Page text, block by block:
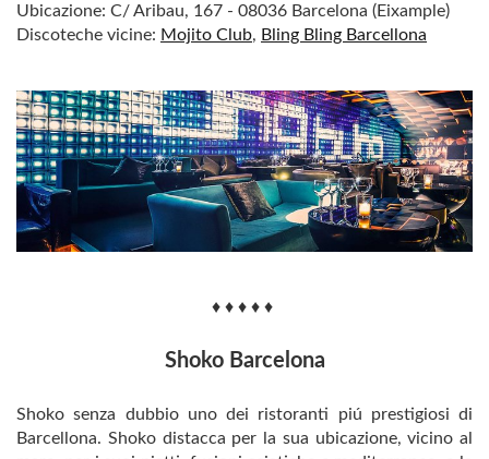
Ubicazione: C/ Aribau, 167 - 08036 Barcelona (Eixample)
Discoteche vicine: Mojito Club, Bling Bling Barcellona
♦ ♦ ♦ ♦ ♦
Shoko Barcelona
Shoko senza dubbio uno dei ristoranti piú prestigiosi di
Barcellona. Shoko distacca per la sua ubicazione, vicino al